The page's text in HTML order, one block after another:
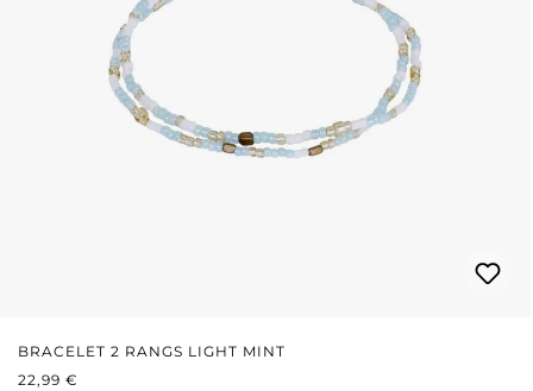
BRACELET 2 RANGS LIGHT MINT
PRIX RÉGULIER :
22,99 €